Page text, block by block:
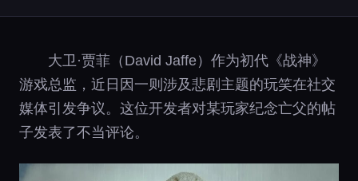
大卫·贾菲（David Jaffe）作为初代《战神》
游戏总监，近日因一则涉及悲剧主题的玩笑在社交
媒体引发争议。这位开发者对某玩家纪念亡父的帖
子发表了不当评论。